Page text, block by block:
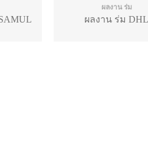
ผลงาน ร่ม
ผลงาน ร่ม DHL